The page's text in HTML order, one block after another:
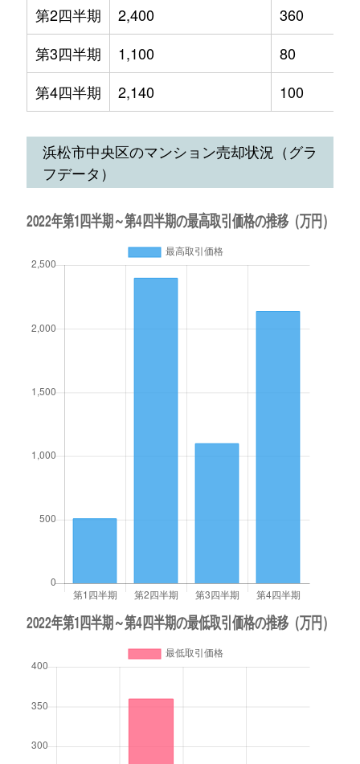
第2四半期 2,400
360
第3四半期
1,100
80
第4四半期
2,140 100
浜松市中央区のマンション売却状況（グラ
フデータ）